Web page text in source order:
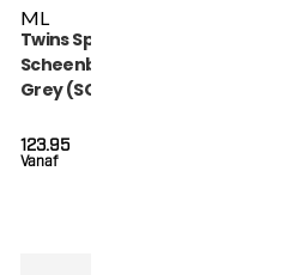
ML
Twins Special
Scheenbeschermers
Grey (SGL 7 GREY)
Vanaf
123.95